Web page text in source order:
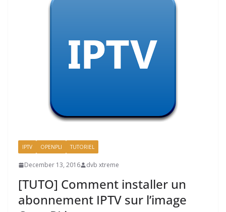
IPTV OPENPLI TUTORIEL
December 13, 2016 dvb xtreme
[TUTO] Comment installer un
abonnement IPTV sur l’image